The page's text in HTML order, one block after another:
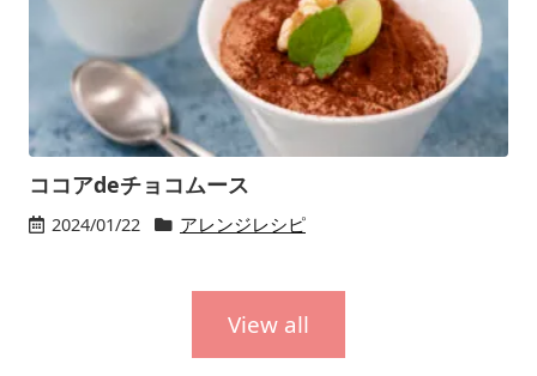
ココアdeチョコムース
2024/01/22 アレンジレシピ
View all